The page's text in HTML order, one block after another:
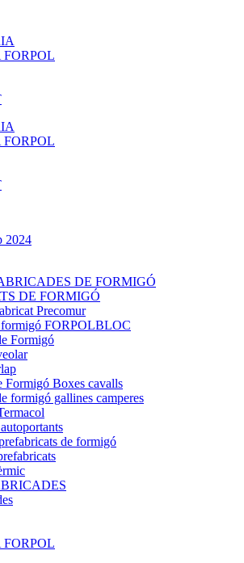
DE FORMIGÓ
DE FORMIGÓ
Precomur
FORPOLBLOC
Formigó
Formigó Boxes cavalls
formigó gallines camperes
de formigó